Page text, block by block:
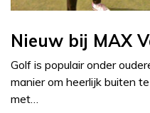
Nieuw bij MAX
Golf is populair onder
manier om heerlijk buiten
met…